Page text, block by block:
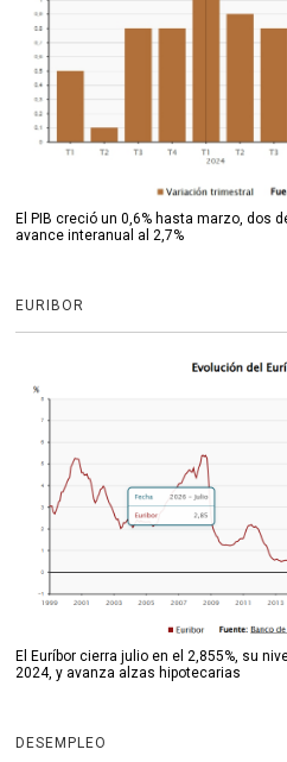
El PIB creció un 0,6% hasta marzo, dos
avance interanual al 2,7%
EURIBOR
El Euríbor cierra julio en el 2,855%, su
2024, y avanza alzas hipotecarias
DESEMPLEO